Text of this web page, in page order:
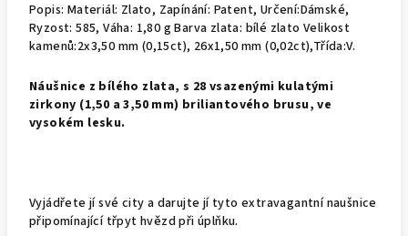
Popis: Materiál: Zlato, Zapínání: Patent, Určení:Dámské,
Ryzost: 585, Váha: 1,80 g Barva zlata: bílé zlato Velikost
kamenů:2x3,50 mm (0,15ct), 26x1,50 mm (0,02ct),Třída:V.
Náušnice z bílého zlata, s 28 vsazenými kulatými
zirkony (1,50 a 3,50 mm) briliantového brusu, ve
vysokém lesku.
Vyjádřete jí své city a darujte jí tyto extravagantní naušnice
připomínající třpyt hvězd při úplňku.